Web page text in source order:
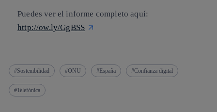
Puedes ver el informe completo aquí:
http://ow.ly/GgBSS
Sostenibilidad ONU España Confianza digital
Telefónica